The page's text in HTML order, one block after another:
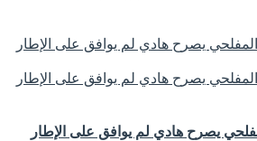
يصرح هادي لم يوافق على الإطار